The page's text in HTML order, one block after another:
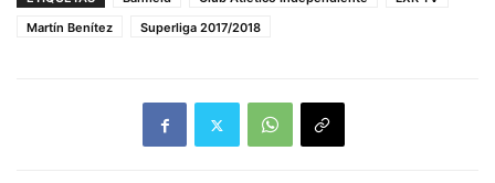
Martín Benítez
Superliga 2017/2018